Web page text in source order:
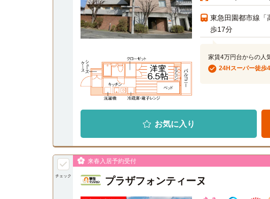
東急田園都市線「
歩17分
家賃4万円台からの人
24Hスーパー徒歩
お気に入り
チェック
来春入居予約受付
プラザフォンティーヌ